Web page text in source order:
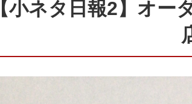
【小ネタ日報2】オー